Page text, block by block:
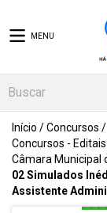
MENU
Início /Concursos /
Concursos -
Câmara Municipal
02 Simulados
Assistente